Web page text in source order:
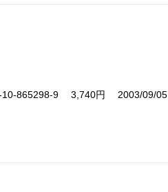
10-865298-9 3,740円 2003/09/05